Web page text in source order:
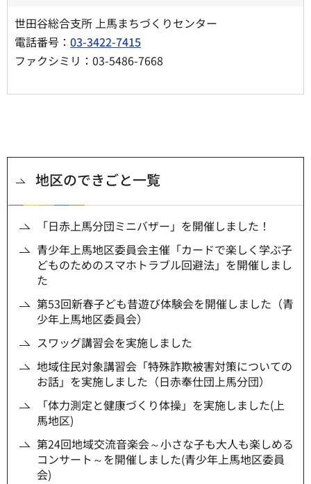
世田谷総合支所 上馬まちづくりセンター
電話番号： 03-3422-7415
ファクシミリ：03-5486-7668
地区のできごと一覧
「日赤上馬分団ミニバザー」を開催しました！
青少年上馬地区委員会主催「カードで楽しく学ぶ子
どものためのスマホトラブル回避法」を開催しまし
た
第53回新春子ども昔遊び体験会を開催しました（青
少年上馬地区委員会）
スワッグ講習会を実施しました
地域住民対象講習会「特殊詐欺被害対策についての
お話」を実施しました（日赤奉仕団上馬分団）
「体力測定と健康づくり体操」を実施しました(上
馬地区)
第24回地域交流音楽会～小さな子も大人も楽しめる
コンサート～を開催しました(青少年上馬地区委員
会)